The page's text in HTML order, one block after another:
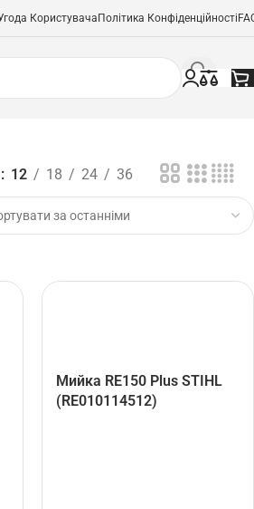
Користувача Політика Конфіденційності
12 18 24 36
Мийка RE150 Plus STIHL
(RE010114512)